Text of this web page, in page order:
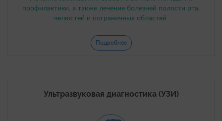
профилактики, а также лечение болезней полости рта,
челюстей и пограничных областей.
Подробнее
Ультразвуковая диагностика (УЗИ)